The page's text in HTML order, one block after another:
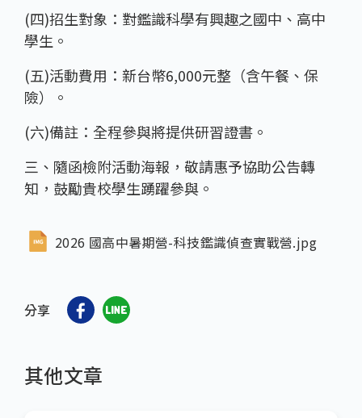
(四)招生對象：對鑑識科學有興趣之國中、高中
學生。
(五)活動費用：新台幣6,000元整（含午餐、保
險）。
(六)備註：全程參與將提供研習證書。
三、隨函檢附活動海報，敬請惠予協助公告轉
知，鼓勵貴校學生踴躍參與。
2026 國高中暑期營-科技鑑識偵查實戰營.jpg
分享
其他文章